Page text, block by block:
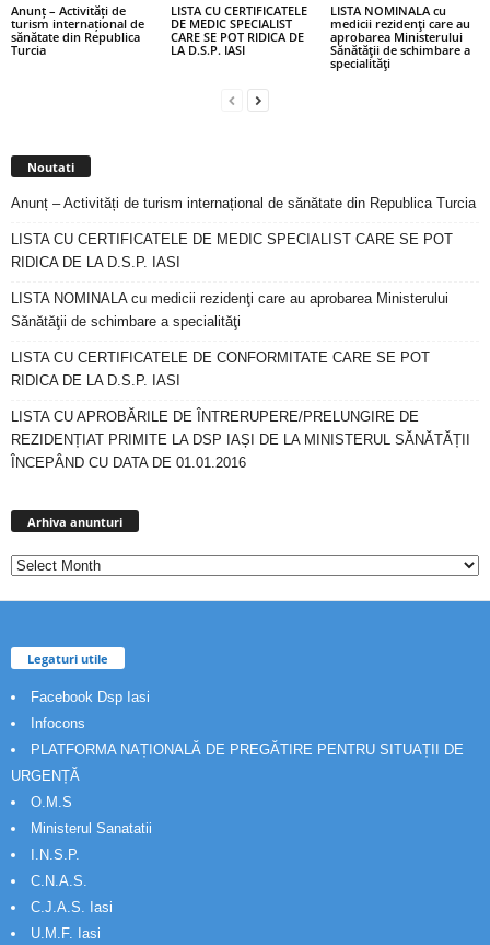
Anunț – Activități de
turism internațional de
sănătate din Republica
Turcia
LISTA CU CERTIFICATELE
DE MEDIC SPECIALIST
CARE SE POT RIDICA DE
LA D.S.P. IASI
LISTA NOMINALA cu
medicii rezidenţi care au
aprobarea Ministerului
Sănătăţii de schimbare a
specialităţi
Noutati
Anunț – Activități de turism internațional de sănătate din Republica Turcia
LISTA CU CERTIFICATELE DE MEDIC SPECIALIST CARE SE POT
RIDICA DE LA D.S.P. IASI
LISTA NOMINALA cu medicii rezidenţi care au aprobarea Ministerului
Sănătăţii de schimbare a specialităţi
LISTA CU CERTIFICATELE DE CONFORMITATE CARE SE POT
RIDICA DE LA D.S.P. IASI
LISTA CU APROBĂRILE DE ÎNTRERUPERE/PRELUNGIRE DE
REZIDENȚIAT PRIMITE LA DSP IAȘI DE LA MINISTERUL SĂNĂTĂȚII
ÎNCEPÂND CU DATA DE 01.01.2016
Arhiva anunturi
Legaturi utile
Facebook Dsp Iasi
Infocons
PLATFORMA NAȚIONALĂ DE PREGĂTIRE PENTRU SITUAȚII DE
URGENȚĂ
O.M.S
Ministerul Sanatatii
I.N.S.P.
C.N.A.S.
C.J.A.S. Iasi
U.M.F. Iasi